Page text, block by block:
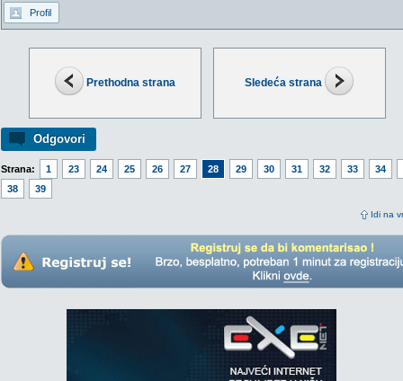
Prethodna strana Sledeća strana
Odgovori
Strana: 1 23 24 25 26 27 28 29 30 31 32 33
34
38
39
Idi na
Profil